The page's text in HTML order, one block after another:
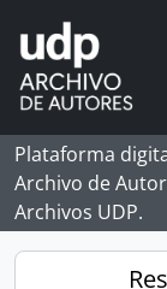
Skip to main content
Plataforma
Archivo de
Archivos UDP.